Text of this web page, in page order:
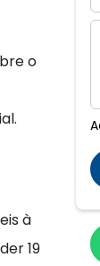
o
à
19